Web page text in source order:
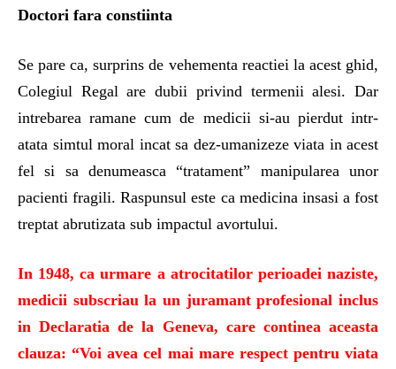
Doctori fara constiinta
Se pare ca, surprins de vehementa reactiei la acest ghid,
Colegiul Regal are dubii privind termenii alesi. Dar
intrebarea ramane cum de medicii si-au pierdut intr-
atata simtul moral incat sa dez-umanizeze viata in acest
fel si sa denumeasca “tratament” manipularea unor
pacienti fragili. Raspunsul este ca medicina insasi a fost
treptat abrutizata sub impactul avortului.
In 1948, ca urmare a atrocitatilor perioadei naziste,
medicii subscriau la un juramant profesional inclus
in Declaratia de la Geneva, care continea aceasta
clauza: “Voi avea cel mai mare respect pentru viata